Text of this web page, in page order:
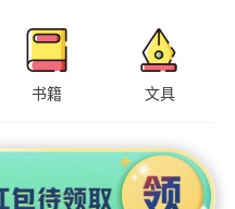
书籍 文具